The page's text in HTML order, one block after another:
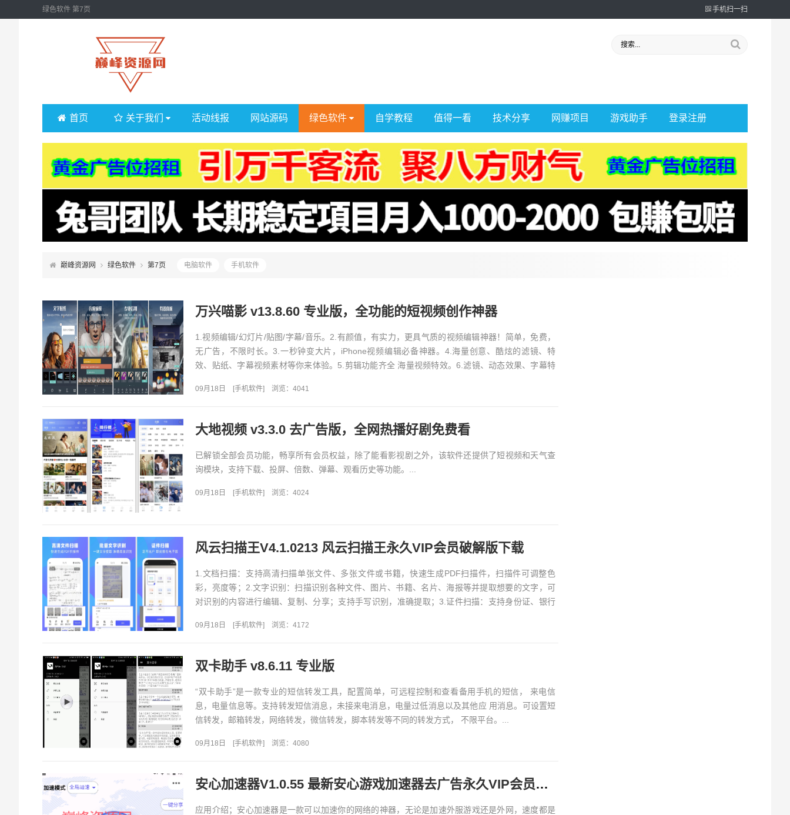
绿色软件 第7页 手机扫一扫
首页 关于我们 活动线报 网站源码 绿色软件 自学教程 值得一看 技术分享 网赚项目 游戏助手 登录注册
巅峰资源网 绿色软件 第7页 电脑软件 手机软件
万兴喵影 v13.8.60 专业版，全功能的短视频创作神器
1.视频编辑/幻灯片/贴图/字幕/音乐。2.有颜值，有实力，更具气质的视频编辑神器！简单，免费，
无广告，不限时长。3.一秒钟变大片，iPhone视频编辑必备神器。4.海量创意、酷炫的滤镜、特
效、贴纸、字幕视频素材等你来体验。5.剪辑功能齐全 海量视频特效。6.滤镜、动态效果、字幕特
09月18日 [手机软件] 浏览：4041
大地视频 v3.3.0 去广告版，全网热播好剧免费看
已解锁全部会员功能，畅享所有会员权益，除了能看影视剧之外，该软件还提供了短视频和天气查
询模块，支持下载、投屏、倍数、弹幕、观看历史等功能。...
09月18日 [手机软件] 浏览：4024
风云扫描王V4.1.0213 风云扫描王永久VIP会员破解版下载
1.文档扫描：支持高清扫描单张文件、多张文件或书籍，快速生成PDF扫描件，扫描件可调整色
彩，亮度等；2.文字识别：扫描识别各种文件、图片、书籍、名片、海报等并提取想要的文字，可
对识别的内容进行编辑、复制、分享；支持手写识别，准确提取；3.证件扫描：支持身份证、银行
09月18日 [手机软件] 浏览：4172
双卡助手 v8.6.11 专业版
“双卡助手”是一款专业的短信转发工具，配置简单，可远程控制和查看备用手机的短信， 来电信
息，电量信息等。支持转发短信消息，未接来电消息，电量过低消息以及其他应 用消息。可设置短
信转发，邮箱转发，网络转发，微信转发，脚本转发等不同的转发方式， 不限平台。...
09月18日 [手机软件] 浏览：4080
安心加速器V1.0.55 最新安心游戏加速器去广告永久VIP会员破解版下载
应用介绍；安心加速器是一款可以加速你的网络的神器，无论是加速外服游戏还是外网，速度都是